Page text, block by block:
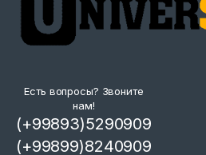
Есть вопросы? Звоните
нам!
(+99893)5290909
(+99899)8240909